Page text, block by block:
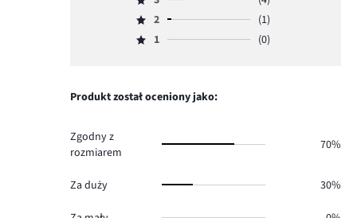
głosów
ilość
głosów
Ocena
3,
ilość
Ocena
2,
1.
2
(1)
Ocena
głosów
1 (0)
Produkt został oceniony jako:
Zgodny z
rozmiarem
70%
Za duży 30%